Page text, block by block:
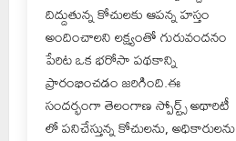
దిద్దుతున్న కోచులకు ఆపన్న హస్తం
అందించాలని లక్ష్యంతో గురువందనం
పేరిట ఒక భరోసా పథకాన్ని
ప్రారంభించడం జరిగింది.ఈ
సందర్భంగా తెలంగాణ స్పోర్ట్స్ అథారిటీ
లో పనిచేస్తున్న కోచులను, అధికారులను